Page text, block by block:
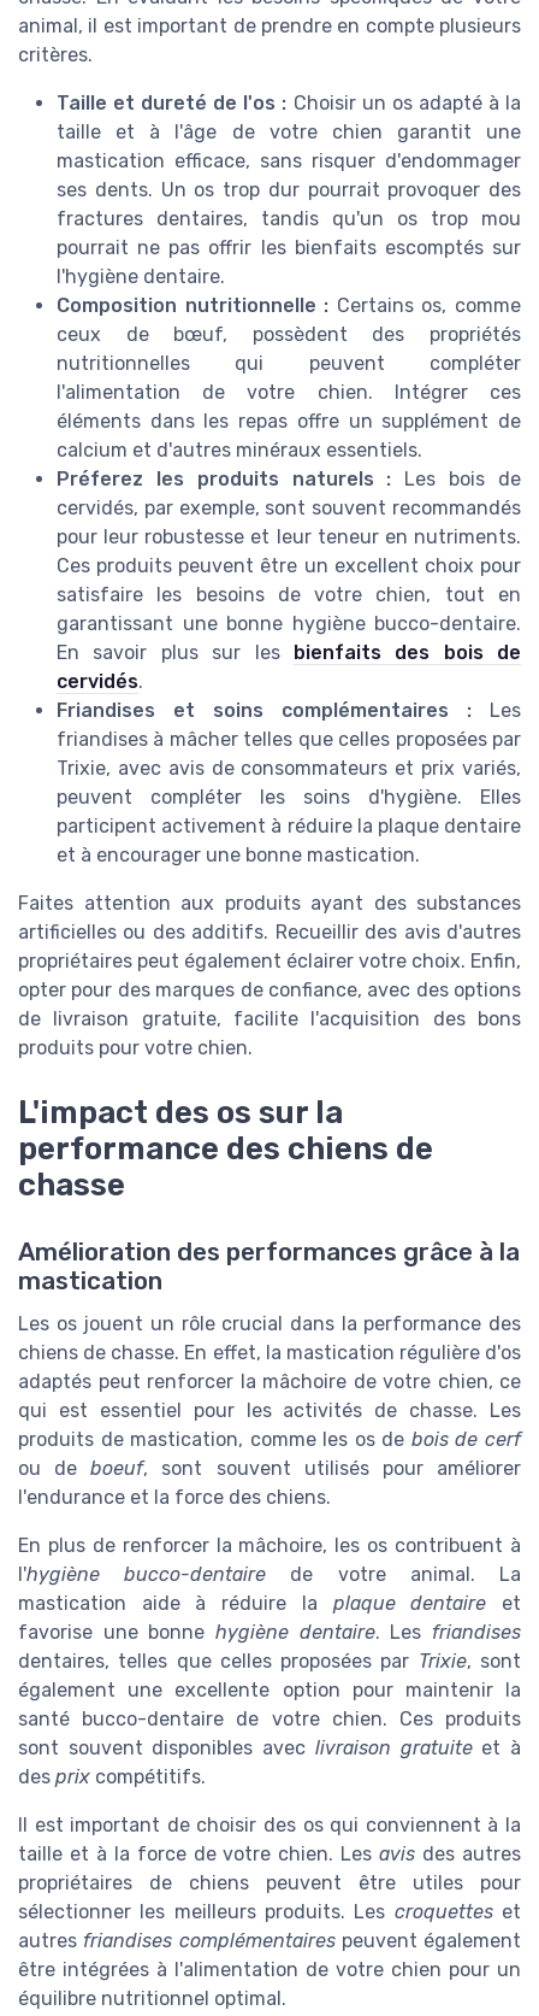
animal, il est important de prendre en compte plusieurs
critères.
Taille et dureté de l'os : Choisir un os adapté à la
taille et à l'âge de votre chien garantit une
mastication efficace, sans risquer d'endommager
ses dents. Un os trop dur pourrait provoquer des
fractures dentaires, tandis qu'un os trop mou
pourrait ne pas offrir les bienfaits escomptés sur
l'hygiène dentaire.
Composition nutritionnelle : Certains os, comme
ceux de bœuf, possèdent des propriétés
nutritionnelles qui peuvent compléter
l'alimentation de votre chien. Intégrer ces
éléments dans les repas offre un supplément de
calcium et d'autres minéraux essentiels.
Préferez les produits naturels : Les bois de
cervidés, par exemple, sont souvent recommandés
pour leur robustesse et leur teneur en nutriments.
Ces produits peuvent être un excellent choix pour
satisfaire les besoins de votre chien, tout en
garantissant une bonne hygiène bucco-dentaire.
En savoir plus sur les bienfaits des bois de
cervidés.
Friandises et soins complémentaires : Les
friandises à mâcher telles que celles proposées par
Trixie, avec avis de consommateurs et prix variés,
peuvent compléter les soins d'hygiène. Elles
participent activement à réduire la plaque dentaire
et à encourager une bonne mastication.
Faites attention aux produits ayant des substances
artificielles ou des additifs. Recueillir des avis d'autres
propriétaires peut également éclairer votre choix. Enfin,
opter pour des marques de confiance, avec des options
de livraison gratuite, facilite l'acquisition des bons
produits pour votre chien.
L'impact des os sur la
performance des chiens de
chasse
Amélioration des performances grâce à la
mastication
Les os jouent un rôle crucial dans la performance des
chiens de chasse. En effet, la mastication régulière d'os
adaptés peut renforcer la mâchoire de votre chien, ce
qui est essentiel pour les activités de chasse. Les
produits de mastication, comme les os de bois de cerf
ou deboeuf, sont souvent utilisés pour améliorer
l'endurance et la force des chiens.
En plus de renforcer la mâchoire, les os contribuent à
l'hygiène bucco-dentaire de votre animal. La
mastication aide à réduire la plaque dentaire et
favorise une bonne hygiène dentaire. Les friandises
dentaires, telles que celles proposées par Trixie, sont
également une excellente option pour maintenir la
santé bucco-dentaire de votre chien. Ces produits
sont souvent disponibles avec livraison gratuiteet à
des prix compétitifs.
Il est important de choisir des os qui conviennent à la
taille et à la force de votre chien. Lesavis des autres
propriétaires de chiens peuvent être utiles pour
sélectionner les meilleurs produits. Les croquetteset
autres friandises complémentairespeuvent également
être intégrées à l'alimentation de votre chien pour un
équilibre nutritionnel optimal.